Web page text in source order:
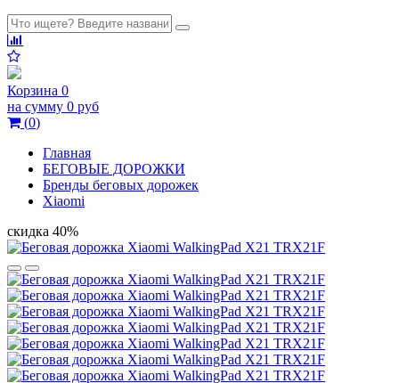
Корзина 0
на сумму 0 руб
(0)
Главная
БЕГОВЫЕ ДОРОЖКИ
Бренды беговых дорожек
Xiaomi
скидка 40%